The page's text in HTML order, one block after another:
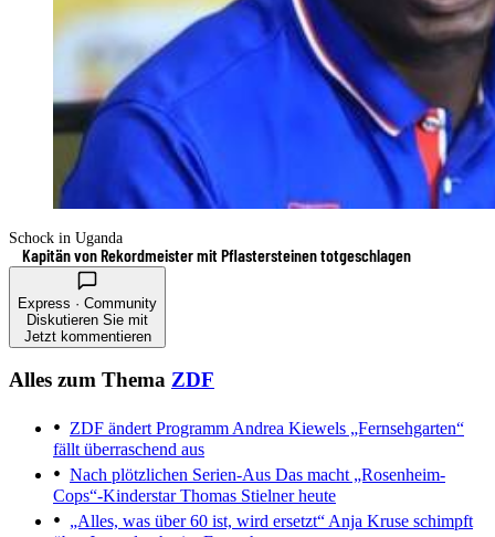
Schock in Uganda
Kapitän von Rekordmeister mit Pflastersteinen totgeschlagen
Express · Community
Diskutieren Sie mit
Jetzt kommentieren
Alles zum Thema ZDF
ZDF ändert Programm Andrea Kiewels „Fernsehgarten“
fällt überraschend aus
Nach plötzlichen Serien-Aus Das macht „Rosenheim-
Cops“-Kinderstar Thomas Stielner heute
„Alles, was über 60 ist, wird ersetzt“ Anja Kruse schimpft